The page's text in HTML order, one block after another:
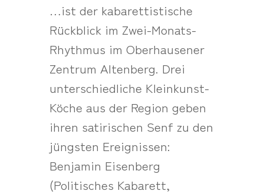
…ist der kabarettistische
Rückblick im Zwei-Monats-
Rhythmus im Oberhausener
Zentrum Altenberg. Drei
unterschiedliche Kleinkunst-
Köche aus der Region geben
ihren satirischen Senf zu den
jüngsten Ereignissen:
Benjamin Eisenberg
(Politisches Kabarett,